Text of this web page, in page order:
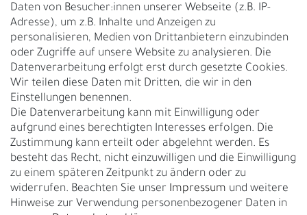
UNTERNEHMEN
Nachhaltigkeit
Kontakt
Über uns
Rückgabe
Gürtelgröße messen
Garantie
GESCHÄFTSKUNDEN & HÄNDLER
B2B Geschäftskunden
Daten von Besucher:innen unserer Webseite (z.B. IP-
Adresse), um z.B. Inhalte und Anzeigen zu
personalisieren, Medien von Drittanbietern einzubinden
oder Zugriffe auf unsere Website zu analysieren. Die
Datenverarbeitung erfolgt erst durch gesetzte Cookies.
Wir teilen diese Daten mit Dritten, die wir in den
Einstellungen benennen.
Die Datenverarbeitung kann mit Einwilligung oder
aufgrund eines berechtigten Interesses erfolgen. Die
Zustimmung kann erteilt oder abgelehnt werden. Es
besteht das Recht, nicht einzuwilligen und die Einwilligung
zu einem späteren Zeitpunkt zu ändern oder zu
widerrufen. Beachten Sie unser Impressum und weitere
Hinweise zur Verwendung personenbezogener Daten in